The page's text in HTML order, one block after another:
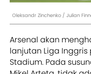
Oleksandr Zinchenko / Julian
Arsenal akan
lanjutan Liga Inggris
Stadium. Pada